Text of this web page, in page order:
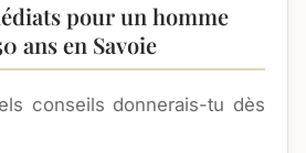
pour un homme
ans en Savoie
conseils donnerais-tu dès